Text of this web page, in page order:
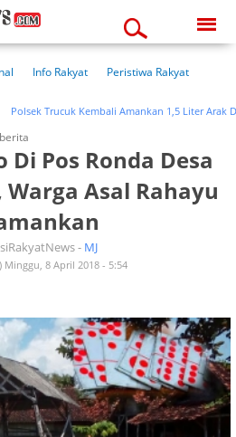
08:45:09 pm
Info Rakyat
Peristiwa Rakyat
Trucuk Kembali Amankan 1,5 Liter Arak Di
Pos Ronda Desa
Asal Rahayu
- MJ
Minggu, 8 April 2018 - 5:54